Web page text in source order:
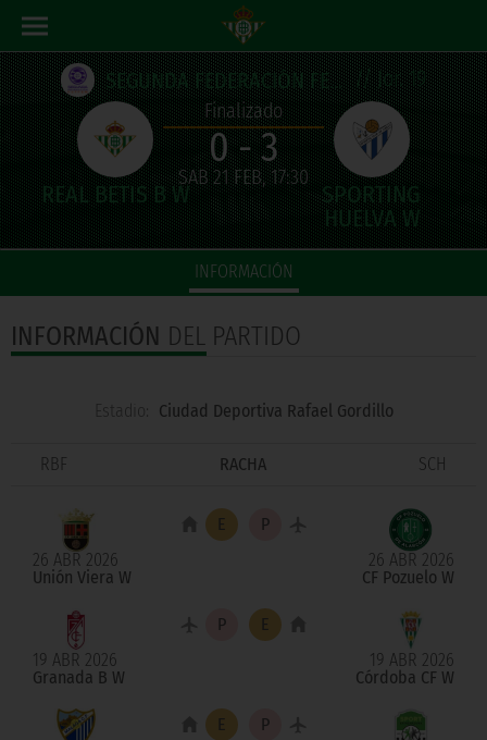
SEGUNDA FEDERACIÓN FEMENINA // Jor. 19
Finalizado
0 - 3
SAB 21 FEB, 17:30
INFORMACIÓN
INFORMACIÓN DEL PARTIDO
Estadio: Ciudad Deportiva Rafael Gordillo
RBF RACHA SCH
26 ABR 2026
Unión Viera W
19 ABR 2026
Granada B W
26 ABR 2026
CF Pozuelo W
19 ABR 2026
Córdoba CF W